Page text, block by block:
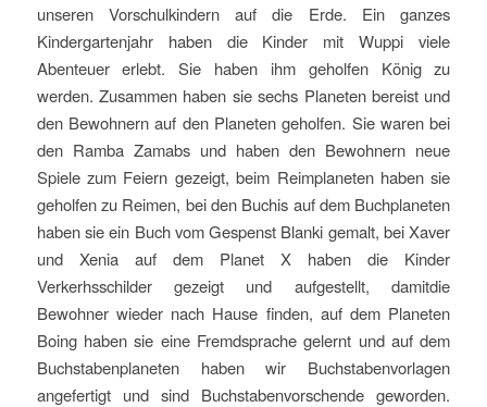
unseren Vorschulkindern auf die Erde. Ein ganzes
Kindergartenjahr haben die Kinder mit Wuppi viele
Abenteuer erlebt. Sie haben ihm geholfen König zu
werden. Zusammen haben sie sechs Planeten bereist und
den Bewohnern auf den Planeten geholfen. Sie waren bei
den Ramba Zamabs und haben den Bewohnern neue
Spiele zum Feiern gezeigt, beim Reimplaneten haben sie
geholfen zu Reimen, bei den Buchis auf dem Buchplaneten
haben sie ein Buch vom Gespenst Blanki gemalt, bei Xaver
und Xenia auf dem Planet X haben die Kinder
Verkerhsschilder gezeigt und aufgestellt, damitdie
Bewohner wieder nach Hause finden, auf dem Planeten
Boing haben sie eine Fremdsprache gelernt und auf dem
Buchstabenplaneten haben wir Buchstabenvorlagen
angefertigt und sind Buchstabenvorschende geworden.